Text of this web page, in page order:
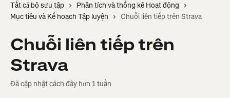
Tất cả bộ sưu tập
Phân tích và thống kê Hoạt động
Mục tiêu và Kế hoạch Tập luyện
Chuỗi liên tiếp trên Strava
Chuỗi liên tiếp trên
Strava
Đã cập nhật cách đây hơn 1 tuần